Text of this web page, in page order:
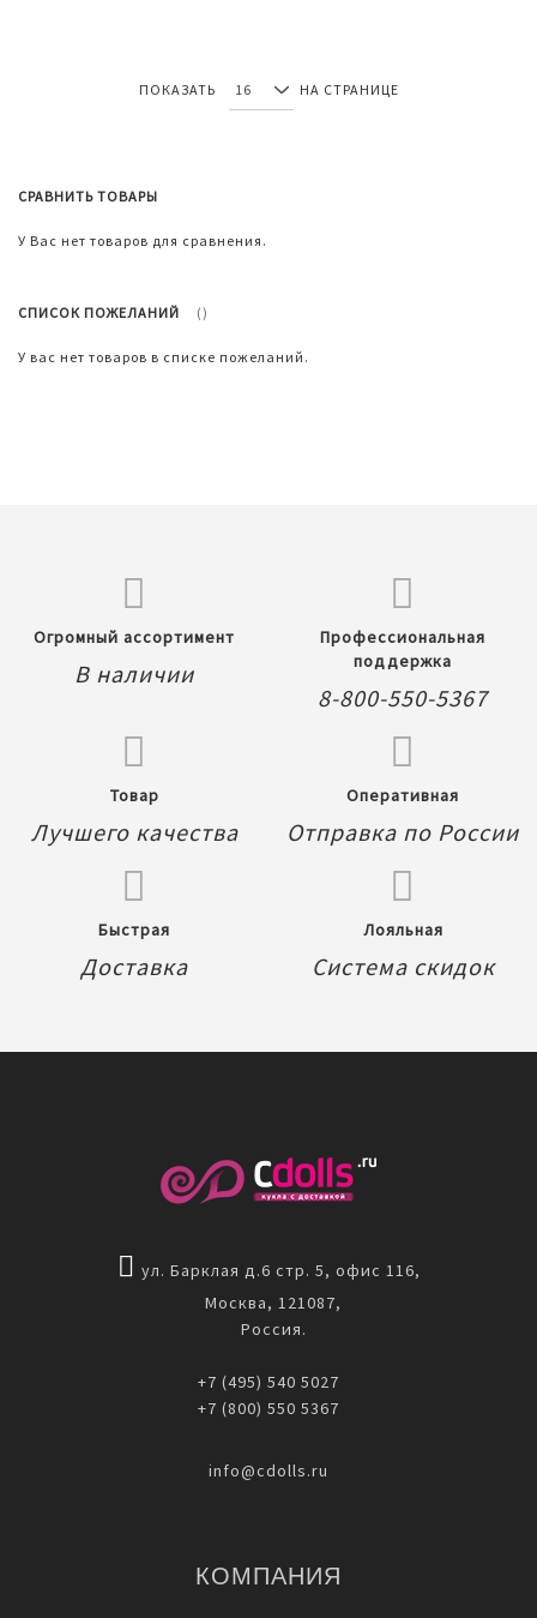
ПОКАЗАТЬ НА СТРАНИЦЕ
СРАВНИТЬ ТОВАРЫ
У Вас нет товаров для сравнения.
СПИСОК ПОЖЕЛАНИЙ
У вас нет товаров в списке пожеланий.
Огромный ассортимент
В наличии
Профессиональная
поддержка
8-800-550-5367
Товар
Лучшего качества
Оперативная
Отправка по России
Быстрая
Доставка
Лояльная
Система скидок
ул. Барклая д.6 стр. 5, офис 116,
Москва, 121087,
Россия.
+7 (495) 540 5027
+7 (800) 550 5367
info@cdolls.ru
КОМПАНИЯ